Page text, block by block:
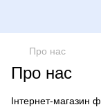
Про нас
Про нас
Інтернет-магазин